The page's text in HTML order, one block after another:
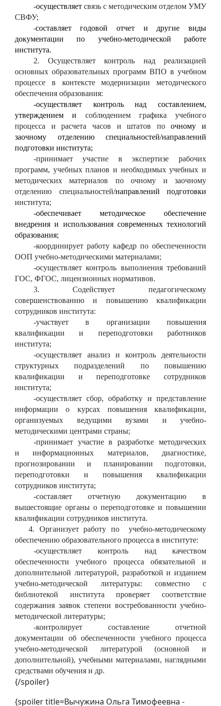
-осуществляет связь с методическим отделом УМУ
СВФУ;
-составляет годовой отчет и другие виды
документации по учебно-методической работе
института.
2. Осуществляет контроль над реализацией
основных образовательных программ ВПО в учебном
процессе в контексте модернизации методического
обеспечения образования:
-осуществляет контроль над составлением,
утверждением и соблюдением графика учебного
процесса и расчета часов и штатов поочному и
заочному отделению специальностей/направлений
подготовки института;
-принимает участие в экспертизе рабочих
программ, учебных планов и необходимых учебных и
методических материалов по очному и заочному
отделению специальностей/направлений подготовки
института;
-обеспечивает методическое обеспечение
внедрения и использования современных технологий
образования;
-координирует работу кафедр по обеспеченности
ООП учебно-методическими материалами;
-осуществляет контроль выполнения требований
ГОС, ФГОС, лицензионных нормативов.
3. Содействует педагогическому
совершенствованию и повышению квалификации
сотрудников института:
-участвует в организации повышения
квалификации и переподготовки работников
института;
-осуществляет анализ и контроль деятельности
структурных подразделений по повышению
квалификации и переподготовке сотрудников
института;
-осуществляет сбор, обработку и представление
информации о курсах повышения квалификации,
организуемых ведущими вузами и учебно-
методическими центрами страны;
-принимает участие в разработке методических
и информационных материалов, диагностике,
прогнозировании и планировании подготовки,
переподготовки и повышения квалификации
сотрудников института;
-составляет отчетную документацию в
вышестоящие органы о переподготовке и повышении
квалификации сотрудников института.
4. Организует работу по учебно-методическому
обеспечению образовательного процесса в институте:
-осуществляет контроль над качеством
обеспеченности учебного процесса обязательной и
дополнительной литературой, разработкой и изданием
учебно-методической литературы: совместно с
библиотекой института проверяет соответствие
содержания заявок степени востребованности учебно-
методической литературы;
-контролирует составление отчетной
документации об обеспеченности учебного процесса
учебно-методической литературой (основной и
дополнительной), учебными материалами, наглядными
средствами обучения и др.
{/spoiler}
{spoiler title=Вычужина Ольга Тимофеевна -